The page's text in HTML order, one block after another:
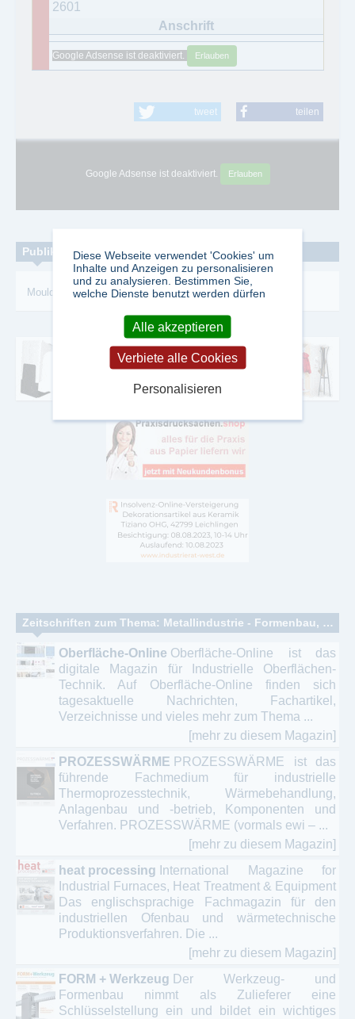
2601
Google Adsense ist deaktiviert. Erlauben
tweet teilen
Google Adsense ist deaktiviert. Erlauben
Publikationen zum Thema:
Mould Making-Europeanwide
Zeitschriften zum Thema: Metallindustrie - Formenbau, Werkzeugbau - Metallverarbeitung
Oberfläche-Online Oberfläche-Online ist das
digitale Magazin für Industrielle Oberflächen-
Technik. Auf Oberfläche-Online finden sich
tagesaktuelle Nachrichten, Fachartikel,
Verzeichnisse und vieles mehr zum Thema ...
[mehr zu diesem Magazin]
PROZESSWÄRME PROZESSWÄRME ist das
führende Fachmedium für industrielle
Thermoprozesstechnik, Wärmebehandlung,
Anlagenbau und -betrieb, Komponenten und
Verfahren. PROZESSWÄRME (vormals ewi – ...
[mehr zu diesem Magazin]
heat processing International Magazine for
Industrial Furnaces, Heat Treatment & Equipment
Das englischsprachige Fachmagazin für den
industriellen Ofenbau und wärmetechnische
Produktionsverfahren. Die ...
[mehr zu diesem Magazin]
FORM + Werkzeug Der Werkzeug- und
Formenbau nimmt als Zulieferer eine
Schlüsselstellung ein und bildet ein wichtiges
Diese Webseite verwendet 'Cookies' um
Inhalte und Anzeigen zu personalisieren
und zu analysieren. Bestimmen Sie,
welche Dienste benutzt werden dürfen
Alle akzeptieren
Verbiete alle Cookies
Personalisieren